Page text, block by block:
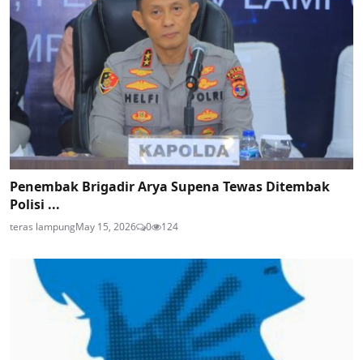
Penembak Brigadir Arya Supena Tewas Ditembak
Polisi ...
teras lampungMay 15, 2026 0 124